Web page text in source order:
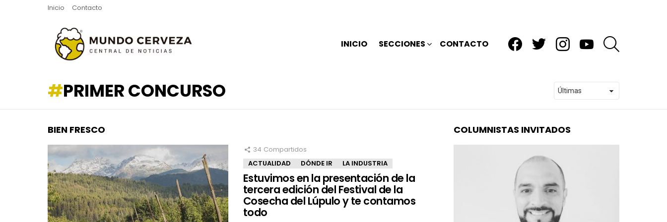
Inicio Contacto
INICIO SECCIONES CONTACTO
PRIMER CONCURSO
BIEN FRESCO
34 Compartidos
ACTUALIDAD
DÓNDE IR LA INDUSTRIA
Estuvimos en la presentación de la
tercera edición del Festival de la
Cosecha del Lúpulo y te contamos
todo
COLUMNISTAS INVITADOS